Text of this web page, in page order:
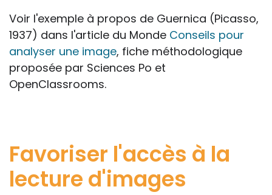
Voir l'exemple à propos de Guernica (Picasso,
1937) dans l'article du Monde Conseils pour
analyser une image, fiche méthodologique
proposée par Sciences Po et
OpenClassrooms.
Favoriser l'accès à la
lecture d'images